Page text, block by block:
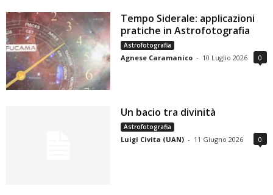
Tempo Siderale: applicazioni
pratiche in Astrofotografia
Astrofotografia
Agnese Caramanico - 10 Luglio 2026 0
Un bacio tra divinità
Astrofotografia
Luigi Civita (UAN) - 11 Giugno 2026 0